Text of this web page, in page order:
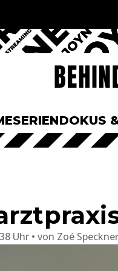
SERIENDOKUS
Uhr von Zoé Speckner